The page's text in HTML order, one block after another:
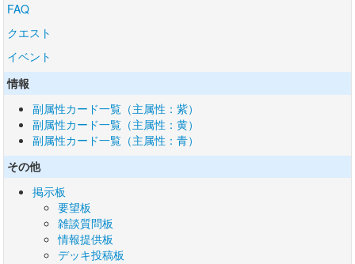
FAQ
クエスト
イベント
情報
副属性カード一覧（主属性：紫）
副属性カード一覧（主属性：黄）
副属性カード一覧（主属性：青）
その他
掲示板
要望板
雑談質問板
情報提供板
デッキ投稿板